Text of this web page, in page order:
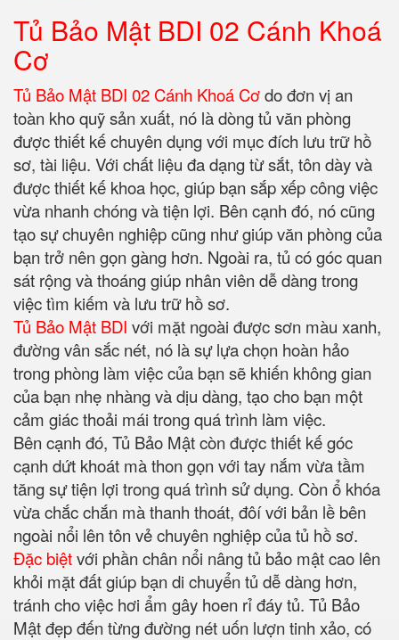
Tủ Bảo Mật BDI 02 Cánh Khoá
Cơ
Tủ Bảo Mật BDI 02 Cánh Khoá Cơdo đơn vị an
toàn kho quỹ sản xuất, nó là dòng tủ văn phòng
được thiết kế chuyên dụng với mục đích lưu trữ hồ
sơ, tài liệu. Với chất liệu đa dạng từ sắt, tôn dày và
được thiết kế khoa học, giúp bạn sắp xếp công việc
vừa nhanh chóng và tiện lợi. Bên cạnh đó, nó cũng
tạo sự chuyên nghiệp cũng như giúp văn phòng của
bạn trở nên gọn gàng hơn. Ngoài ra, tủ có góc quan
sát rộng và thoáng giúp nhân viên dễ dàng trong
việc tìm kiếm và lưu trữ hồ sơ.
Tủ Bảo Mật BDI với mặt ngoài được sơn màu xanh,
đường vân sắc nét, nó là sự lựa chọn hoàn hảo
trong phòng làm việc của bạn sẽ khiến không gian
của bạn nhẹ nhàng và dịu dàng, tạo cho bạn một
cảm giác thoải mái trong quá trình làm việc.
Bên cạnh đó, Tủ Bảo Mật còn được thiết kế góc
cạnh dứt khoát mà thon gọn với tay nắm vừa tầm
tăng sự tiện lợi trong quá trình sử dụng. Còn ổ khóa
vừa chắc chắn mà thanh thoát, đôí với bản lề bên
ngoài nổi lên tôn vẻ chuyên nghiệp của tủ hồ sơ.
Đặc biệtvới phần chân nổi nâng tủ bảo mật cao lên
khỏi mặt đất giúp bạn di chuyển tủ dễ dàng hơn,
tránh cho việc hơi ẩm gây hoen rỉ đáy tủ. Tủ Bảo
Mật đẹp đến từng đường nét uốn lượn tinh xảo, có